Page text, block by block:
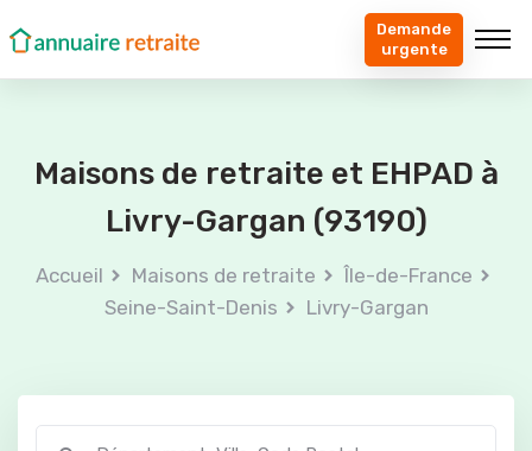
Demande
urgente
Maisons de retraite et EHPAD à
Livry-Gargan (93190)
Accueil Maisons de retraite
Île-de-France
Seine-Saint-Denis
Livry-Gargan